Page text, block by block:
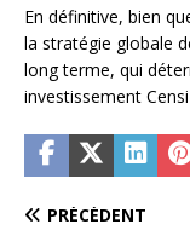
En définitive, bien
la stratégie globale
long terme, qui
investissement
PRÉCÉDENT